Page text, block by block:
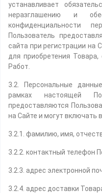
устанавливает
неразглашению и
конфиденциальности
Пользователь
сайта при регистрации на
для приобретения
Работ.
3.2. Персональные
рамках настоящей
предоставляются
на Сайте и могут
3.2.1. фамилию, имя,
3.2.2. контактный телефон
3.2.3. адрес электронной
3.2.4. адрес доставки